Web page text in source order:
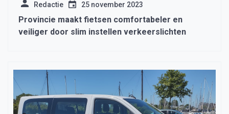
Redactie 25 november 2023
Provincie maakt fietsen comfortabeler en
veiliger door slim instellen verkeerslichten